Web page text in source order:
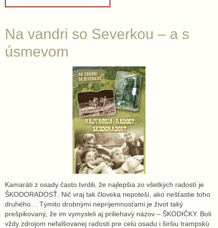
Na vandri so Severkou – a s
úsmevom
Kamaráti z osady často tvrdili, že najlepšia zo všetkých radostí je
ŠKODORADOSŤ. Nič vraj tak človeka nepoteší, ako nešťastie toho
druhého… Týmito drobnými nepríjemnosťami je život taký
prešpikovaný, že im vymysleli aj priliehavý názov – ŠKODIČKY. Boli
vždy zdrojom nefalšovanej radosti pre celú osadu i širšiu trampskú